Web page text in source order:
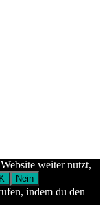
weiter nutzt,
Nein
indem du den